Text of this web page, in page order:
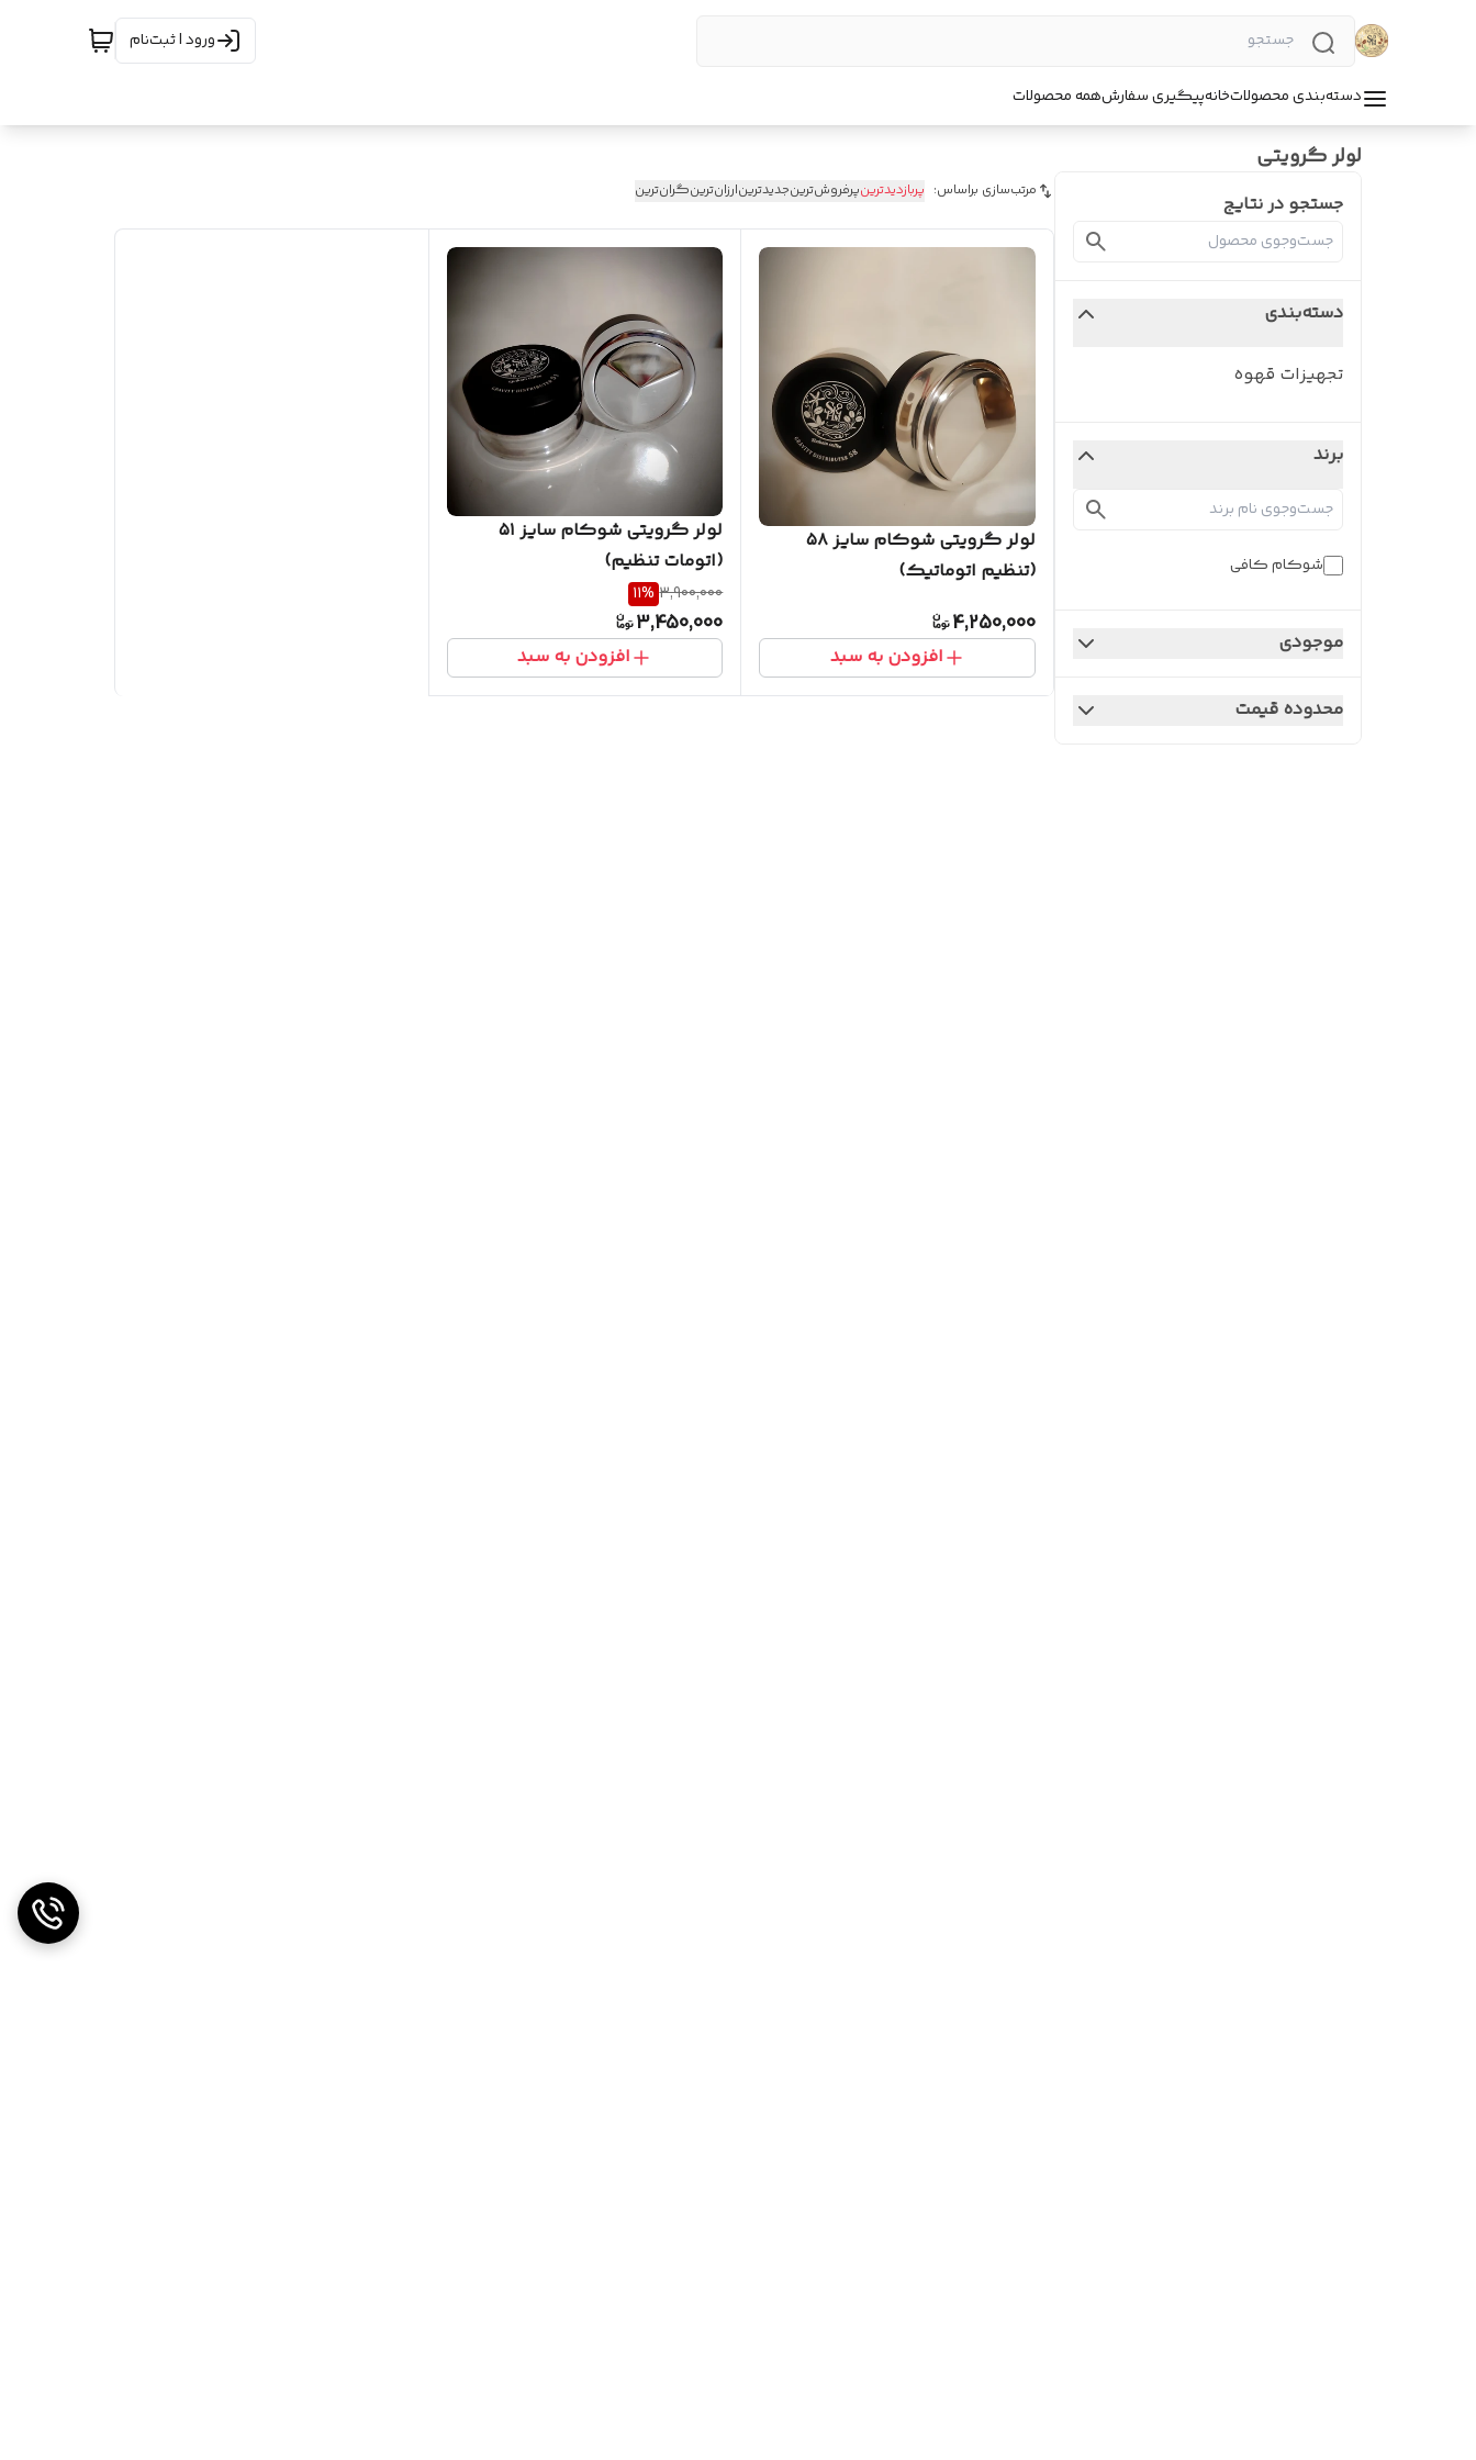
ورود | ثبت‌نام
دسته‌بندی محصولاتخانهپیگیری سفارشهمه محصولات
لولر گرویتی
جستجو در نتایج
دسته‌بندی
تجهیزات قهوه
برند
شوکام کافی
موجودی
محدوده قیمت
مرتب‌سازی براساس: پربازدیدترینپرفروش‌ترینجدیدترینارزان‌ترینگران‌ترین
لولر گرویتی شوکام سایز ۵۸
(تنظیم اتوماتیک)
4,250,000
افزودن به سبد
لولر گرویتی شوکام سایز ۵۱
(اتومات تنظیم)
3,900,000
11%
3,450,000
افزودن به سبد